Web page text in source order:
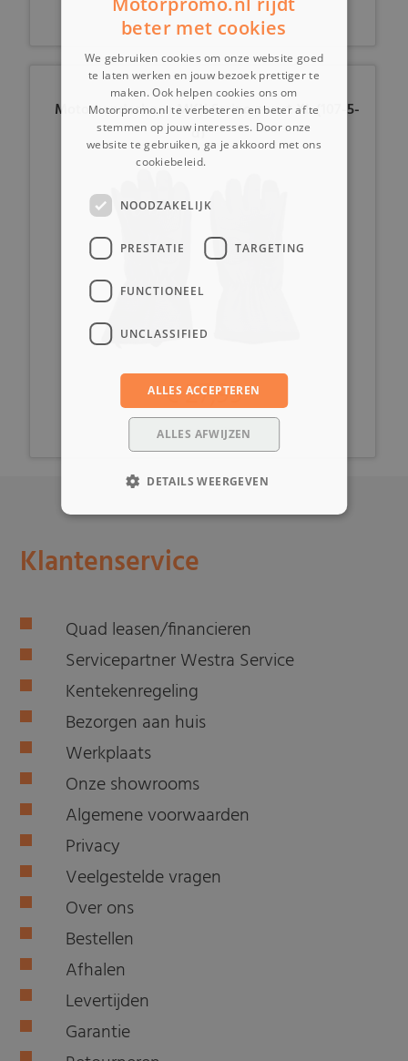
Motorhandschoen MKX Serino zwart XL (107-5-
d)
€ 27,99
Klantenservice
Quad leasen/financieren
Servicepartner Westra Service
Kentekenregeling
Bezorgen aan huis
Werkplaats
Onze showrooms
Algemene voorwaarden
Privacy
Veelgestelde vragen
Over ons
Bestellen
Afhalen
Levertijden
Garantie
beter met cookies
We gebruiken cookies om onze website goed
te laten werken en jouw bezoek prettiger te
maken. Ook helpen cookies ons om
Motorpromo.nl te verbeteren en beter af te
stemmen op jouw interesses. Door onze
website te gebruiken, ga je akkoord met ons
cookiebeleid.
NOODZAKELIJK
PRESTATIE TARGETING
FUNCTIONEEL
UNCLASSIFIED
ALLES ACCEPTEREN
ALLES AFWIJZEN
DETAILS WEERGEVEN